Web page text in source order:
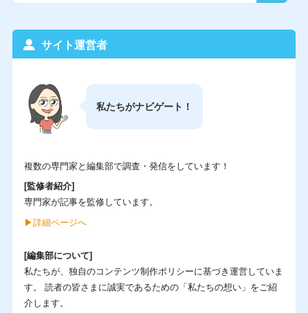
サイト運営者
私たちがナビゲート！
複数の専門家と編集部で調査・発信をしています！
[監修者紹介]
専門家が記事を監修しています。
▶︎詳細ページへ
[編集部について]
私たちが、独自のコンテンツ制作ポリシーに基づき運営していま
す。 読者の皆さまに誠実であるための「私たちの想い」をご紹
介します。